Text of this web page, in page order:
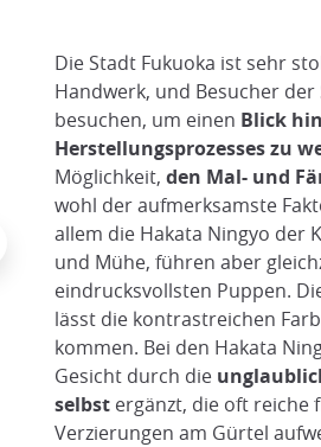
Die Stadt Fukuoka ist sehr
Handwerk, und Besucher
besuchen, um einen Blick
Herstellungsprozesses zu
Möglichkeit, den Mal- und
wohl der aufmerksamste
allem die Hakata Ningyo der
und Mühe, führen aber
eindrucksvollsten Puppen.
lässt die kontrastreichen
kommen. Bei den Hakata
Gesicht durch die
selbstergänzt, die oft reiche
Verzierungen am Gürtel
Hakata Ningyo Schöpfung
@Japan Experience